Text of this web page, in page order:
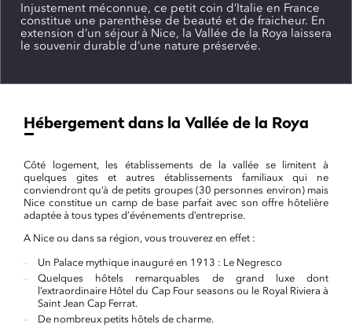
Injustement méconnue, ce petit coin d’Italie en France
constitue une parenthèse de beauté et de fraicheur. En
extension d’un séjour à Nice, la Vallée de la Roya laissera
le souvenir durable d’une nature préservée.
Hébergement dans la Vallée de la Roya
Côté logement, les établissements de la vallée se limitent à
quelques gites et autres établissements familiaux qui ne
conviendront qu’à de petits groupes (30 personnes environ) mais
Nice constitue un camp de base parfait avec son offre hôtelière
adaptée à tous types d’événements d’entreprise.
A Nice ou dans sa région, vous trouverez en effet :
Un Palace mythique inauguré en 1913 : Le Negresco
Quelques hôtels remarquables de grand luxe dont
l’extraordinaire Hôtel du Cap Four seasons ou le Royal Riviera à
Saint Jean Cap Ferrat.
De nombreux petits hôtels de charme.